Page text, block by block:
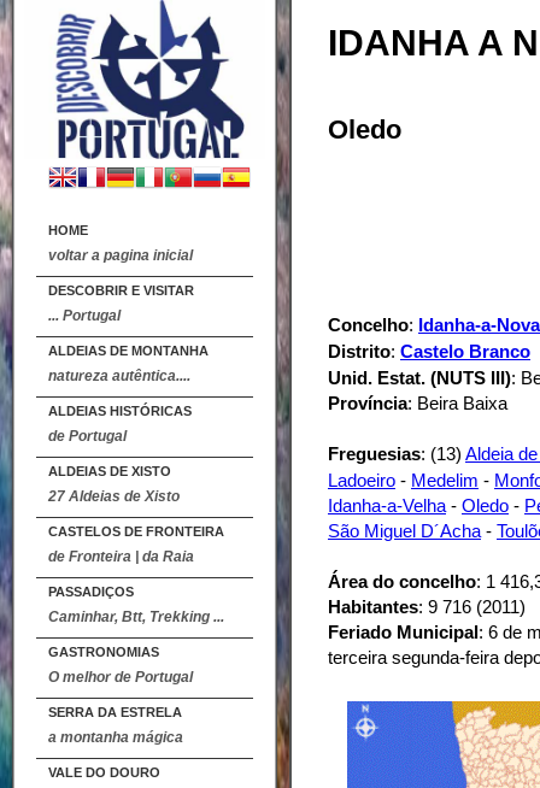
HOME
voltar a pagina inicial
DESCOBRIR E VISITAR
... Portugal
ALDEIAS DE MONTANHA
natureza autêntica....
ALDEIAS HISTÓRICAS
de Portugal
ALDEIAS DE XISTO
27 Aldeias de Xisto
CASTELOS DE FRONTEIRA
de Fronteira | da Raia
PASSADIÇOS
Caminhar, Btt, Trekking ...
GASTRONOMIAS
O melhor de Portugal
SERRA DA ESTRELA
a montanha mágica
VALE DO DOURO
IDANHA A
Oledo
Concelho: Idanha-a-Nova
Distrito: Castelo Branco
Unid. Estat. (NUTS III):
Província: Beira Baixa
Freguesias: (13) Aldeia
Ladoeiro - Medelim -
Idanha-a-Velha - Oledo -
São Miguel D´Acha -
Área do concelho: 1
Habitantes: 9 716 (2011)
Feriado Municipal: 6 de
terceira segunda-feira